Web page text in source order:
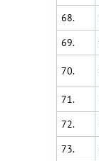
68.
69.
70.
71.
72.
73.